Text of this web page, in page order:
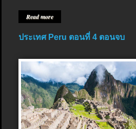
Read more
ประเทศ Peru ตอนที่ 4 ตอนจบ